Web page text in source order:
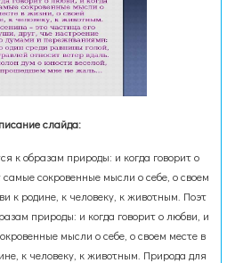
слайда:
к образам природы: и когда говорит о
сокровенные мысли о себе, о своем
к родине, к человеку, к животным. Поэт
природы: и когда говорит о любви, и
мысли о себе, о своем месте в
к человеку, к животным. Природа для